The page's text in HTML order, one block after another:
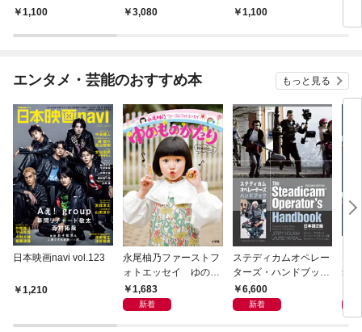
1,100
3,080
京都から田辺まで
1,100
エンタメ・芸能のおすすめ本 もっと見る
日本映画navi vol.123
1,210
永尾柚乃ファーストフ
ォトエッセイ ゆのも
のがたり
1,683
新着
ステディカムオペレー
ターズ・ハンドブック
日本語版 電子版 第２
版
6,600
新着
集
ウ
【